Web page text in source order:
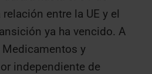
entre la UE y el
ya ha vencido. A
Medicamentos y
independiente de